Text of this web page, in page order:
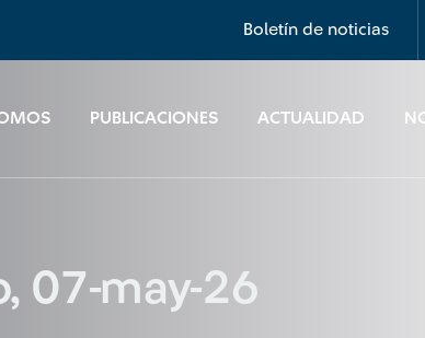
Boletín de noticias
PUBLICACIONES ACTUALIDAD
07-may-26